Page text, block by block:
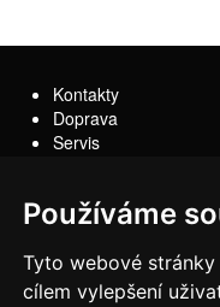
Používáme
Tyto webové
cílem vylepšení
Kontakty
Doprava
Servis